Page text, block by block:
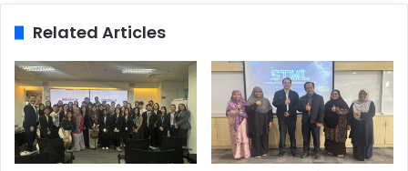
Related Articles